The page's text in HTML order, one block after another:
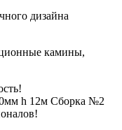
дизайна
камины,
h 12м Сборка №2